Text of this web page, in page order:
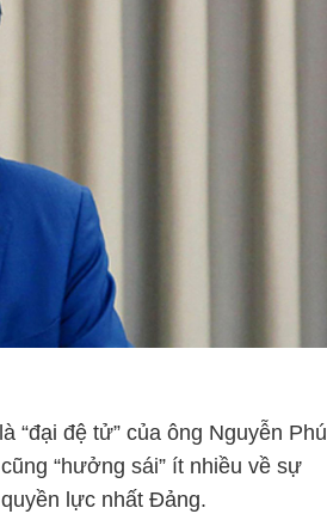
“đại đệ tử” của ông Nguyễn Phú
“hưởng sái” ít nhiều về sự
lực nhất Đảng.